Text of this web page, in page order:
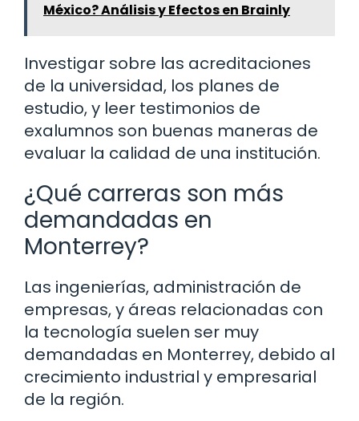
México? Análisis y Efectos en Brainly
Investigar sobre las acreditaciones
de la universidad, los planes de
estudio, y leer testimonios de
exalumnos son buenas maneras de
evaluar la calidad de una institución.
¿Qué carreras son más
demandadas en
Monterrey?
Las ingenierías, administración de
empresas, y áreas relacionadas con
la tecnología suelen ser muy
demandadas en Monterrey, debido al
crecimiento industrial y empresarial
de la región.